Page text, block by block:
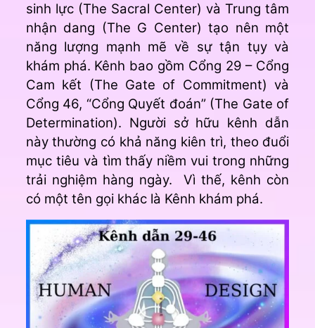
sinh lực (The Sacral Center) và Trung tâm
nhận dang (The G Center) tạo nên một
năng lượng mạnh mẽ về sự tận tụy và
khám phá. Kênh bao gồm Cổng 29 – Cổng
Cam kết (The Gate of Commitment) và
Cổng 46, “Cổng Quyết đoán” (The Gate of
Determination). Người sở hữu kênh dẫn
này thường có khả năng kiên trì, theo đuổi
mục tiêu và tìm thấy niềm vui trong những
trải nghiệm hàng ngày. Vì thế, kênh còn
có một tên gọi khác là Kênh khám phá.